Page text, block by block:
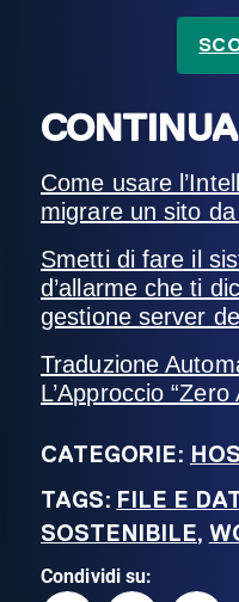
Come usare
migrare un sito
Smetti di fare il
d’allarme che ti
gestione server
Traduzione
L’Approccio
CATEGORIE:
TAGS: FILE E
SOSTENIBILE,
Condividi su: